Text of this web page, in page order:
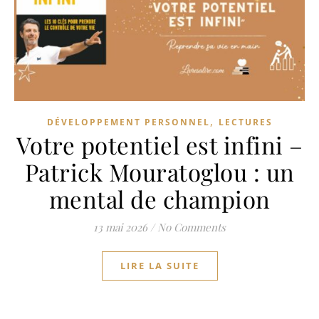
DÉVELOPPEMENT PERSONNEL, LECTURES
Votre potentiel est infini –
Patrick Mouratoglou : un
mental de champion
13 mai 2026 / No Comments
LIRE LA SUITE